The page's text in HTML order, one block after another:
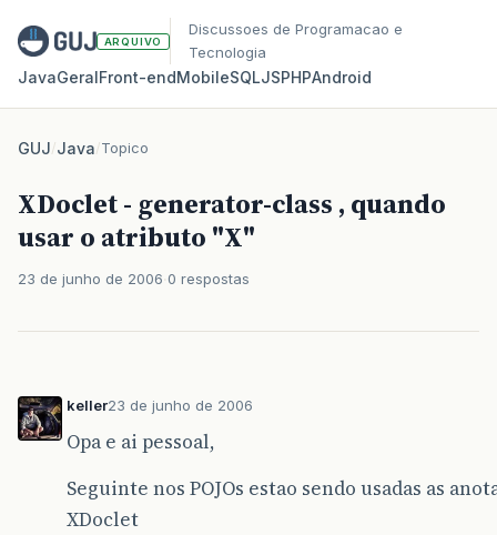
ARQUIVO
Discussoes de Programacao e
Tecnologia
JavaGeralFront‑endMobileSQLJSPHPAndroid
GUJ/Java/Topico
XDoclet - generator-class , quando
usar o atributo "X"
23 de junho de 2006 0 respostas
keller23 de junho de 2006
Opa e ai pessoal,
Seguinte nos POJOs estao sendo usadas as
XDoclet